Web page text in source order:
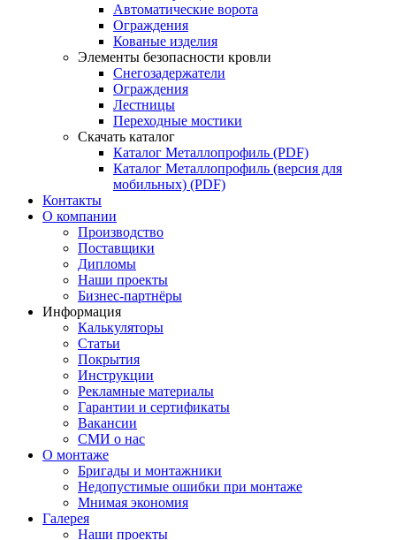
Автоматические ворота
Ограждения
Кованые изделия
Элементы безопасности кровли
Снегозадержатели
Ограждения
Лестницы
Переходные мостики
Скачать каталог
Каталог Металлопрофиль (PDF)
Каталог Металлопрофиль (версия для
мобильных) (PDF)
Контакты
О компании
Производство
Поставщики
Дипломы
Наши проекты
Бизнес-партнёры
Информация
Калькуляторы
Статьи
Покрытия
Инструкции
Рекламные материалы
Гарантии и сертификаты
Вакансии
СМИ о нас
О монтаже
Бригады и монтажники
Недопустимые ошибки при монтаже
Мнимая экономия
Галерея
Наши проекты